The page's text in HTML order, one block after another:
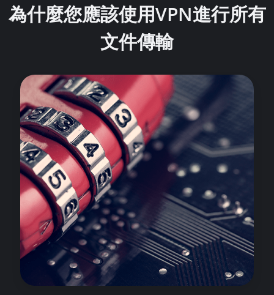
為什麼您應該使用VPN進行所有
文件傳輸